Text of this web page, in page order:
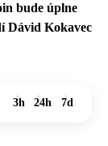
bude úplne
Dávid Kokavec
3h 24h 7d